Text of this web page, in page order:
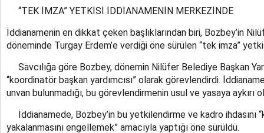
“TEK İMZA” YETKİSİ İDDİANAMENİN MERKEZİNDE
İddianamenin en dikkat çeken başlıklarından biri, Bozbey’in
döneminde Turgay Erdem’e verdiği öne sürülen “tek imza”
Savcılığa göre Bozbey, dönemin Nilüfer Belediye Başkan
“koordinatör başkan yardımcısı” olarak görevlendirdi.
unvan bulunmadığı, bu görevlendirmenin usul ve yasaya aykırı
İddianamede, Bozbey’in bu yetkilendirme ve kadro ihdasını
yakalanmasını engellemek” amacıyla yaptığı öne sürüldü.